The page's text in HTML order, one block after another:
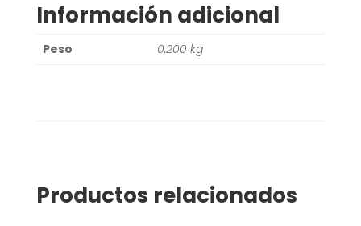
Información adicional
Peso 0,200 kg
Productos relacionados